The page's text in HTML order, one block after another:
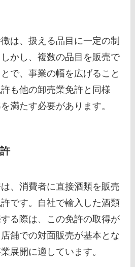
は、扱える品目に一定の制
かし、複数の品目を販売で
で、事業の幅を広げること
も他の卸売業免許と同様
満たす必要があります。
、消費者に直接酒類を販売
です。自社で輸入した酒類
る際は、この免許の取得が
舗での対面販売が基本とな
展開に適しています。